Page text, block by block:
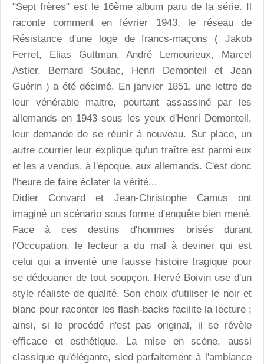
"Sept frères" est le 16ème album paru de la série. Il
raconte comment en février 1943, le réseau de
Résistance d'une loge de francs-maçons ( Jakob
Ferret, Elias Guttman, André Lemourieux, Marcel
Astier, Bernard Soulac, Henri Demonteil et Jean
Guérin ) a été décimé. En janvier 1851, une lettre de
leur vénérable maitre, pourtant assassiné par les
allemands en 1943 sous les yeux d'Henri Demonteil,
leur demande de se réunir à nouveau. Sur place, un
autre courrier leur explique qu'un traître est parmi eux
et les a vendus, à l'époque, aux allemands. C'est donc
l'heure de faire éclater la vérité...
Didier Convard et Jean-Christophe Camus ont
imaginé un scénario sous forme d'enquête bien mené.
Face à ces destins d'hommes brisés durant
l'Occupation, le lecteur a du mal à deviner qui est
celui qui a inventé une fausse histoire tragique pour
se dédouaner de tout soupçon. Hervé Boivin use d'un
style réaliste de qualité. Son choix d'utiliser le noir et
blanc pour raconter les flash-backs facilite la lecture ;
ainsi, si le procédé n'est pas original, il se révèle
efficace et esthétique. La mise en scène, aussi
classique qu'élégante, sied parfaitement à l'ambiance